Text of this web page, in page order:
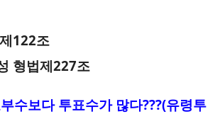
122조
형법제227조
수보다 투표수가 많다???(유령투